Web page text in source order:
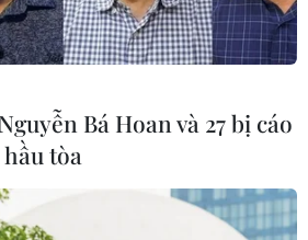
mạng và mất tích
Nhật Bản
đình ở Atami, tỉnh Shizuoka đã
để đảm bảo tính mạng, trong
thành phố ban hành mức cảnh
Bá Hoan và 27 bị cáo
tòa